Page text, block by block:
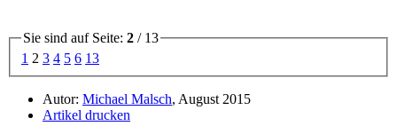
Sie sind auf Seite: 2 / 13
1 2 3 4 5 6 13
Autor: Michael Malsch, August 2015
Artikel drucken